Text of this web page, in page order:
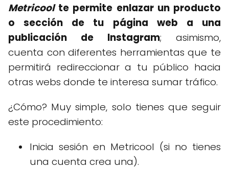
Metricoolte permite enlazar un producto
o sección de tu página web a una
publicación de Instagram; asimismo,
cuenta con diferentes herramientas que te
permitirá redireccionar a tu público hacia
otras webs donde te interesa sumar tráfico.
¿Cómo? Muy simple, solo tienes que seguir
este procedimiento:
Inicia sesión en Metricool (si no tienes
una cuenta crea una).